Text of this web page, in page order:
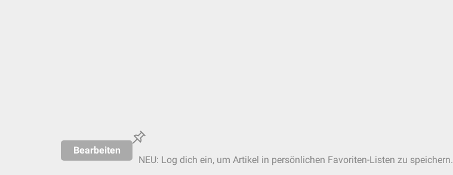
Bearbeiten
NEU: Log dich ein, um Artikel in persönlichen Favoriten-Listen zu speichern.